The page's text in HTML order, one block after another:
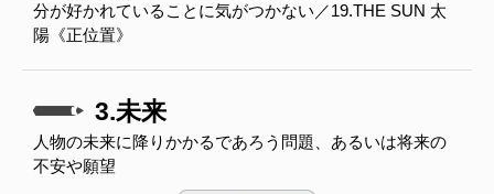
分が好かれていることに気がつかない／19.THE SUN 太
陽《正位置》
3.未来
人物の未来に降りかかるであろう問題、あるいは将来の
不安や願望